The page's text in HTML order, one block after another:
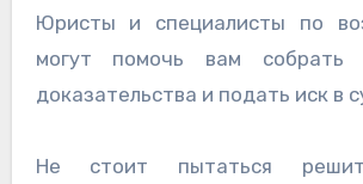
Юристы и специалисты по
могут помочь вам собрать
доказательства и подать иск в
Не стоит пытаться